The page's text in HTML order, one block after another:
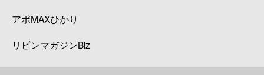
アポMAXひかり
リビンマガジンBiz